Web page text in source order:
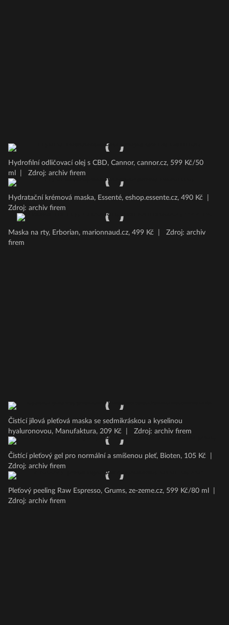
Hydrofilní odličovací olej s CBD, Cannor, cannor.cz, 599 Kč/50
ml
Zdroj: archiv firem
Hydratační krémová maska, Essenté, eshop.essente.cz, 490 Kč
Zdroj: archiv firem
Maska na rty, Erborian, marionnaud.cz, 499 Kč
Zdroj: archiv
firem
Čisticí jílová pleťová maska se sedmikráskou a kyselinou
hyaluronovou, Manufaktura, 209 Kč
Zdroj: archiv firem
Čistící pleťový gel pro normální a smíšenou pleť, Bioten, 105 Kč
Zdroj: archiv firem
Pleťový peeling Raw Espresso, Grums, ze-zeme.cz, 599 Kč/80 ml
Zdroj: archiv firem